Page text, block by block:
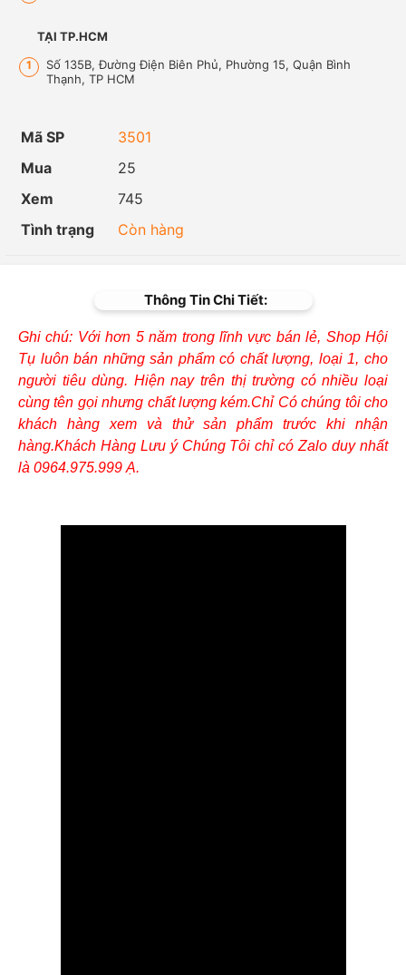
TẠI TP.HCM
1
Số 135B, Đường Điện Biên Phủ, Phường 15, Quận Bình
Thạnh, TP HCM
Mã SP
3501
Mua
25
Xem
745
Tình trạng
Còn hàng
Thông Tin Chi Tiết:
Ghi chú: Với hơn 5 năm trong lĩnh vực bán lẻ, Shop Hội
Tụ luôn bán những sản phẩm có chất lượng, loại 1, cho
người tiêu dùng. Hiện nay trên thị trường có nhiều loại
cùng tên gọi nhưng chất lượng kém.Chỉ Có chúng tôi cho
khách hàng xem và thử sản phẩm trước khi nhận
hàng.Khách Hàng Lưu ý Chúng Tôi chỉ có Zalo duy nhất
là 0964.975.999 Ạ.